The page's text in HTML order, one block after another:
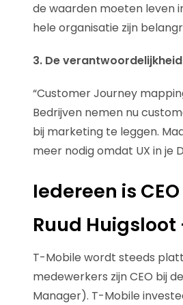
de waarden moeten leven
hele organisatie zijn
3. De
“Customer Journey
Bedrijven nemen nu
bij marketing te leggen.
meer nodig omdat UX in je
Iedereen is CEO
Ruud Huigsloot
T-Mobile wordt steeds
medewerkers zijn CEO bij
Manager). T-Mobile